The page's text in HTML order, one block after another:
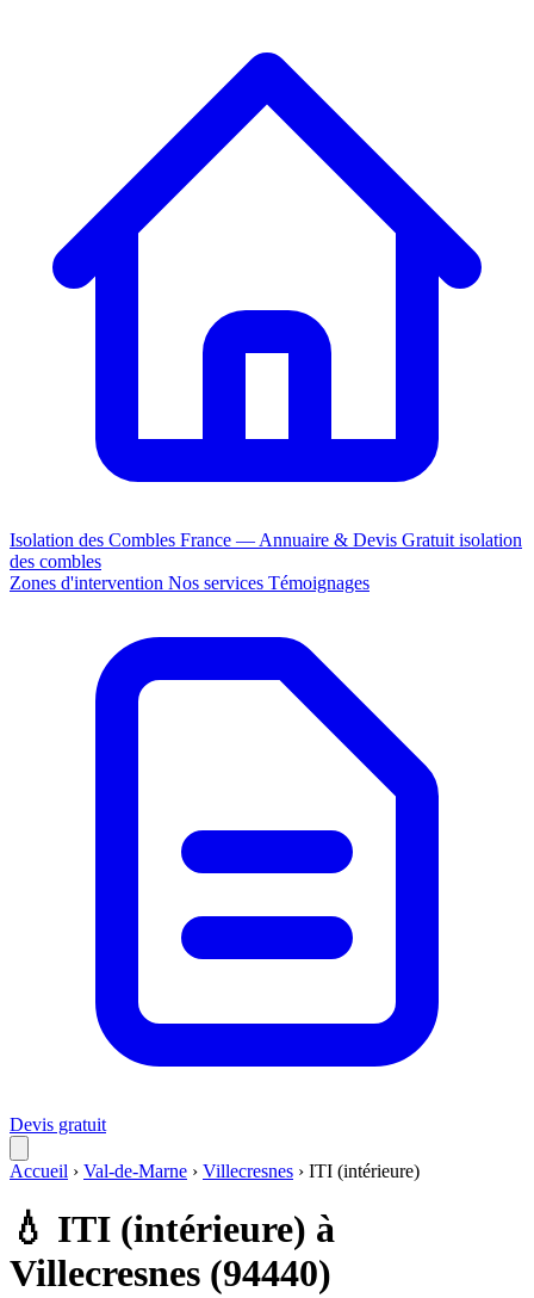
Isolation des Combles France — Annuaire & Devis Gratuit isolation
des combles
Zones d'intervention Nos services Témoignages
Devis gratuit
Accueil › Val-de-Marne › Villecresnes › ITI (intérieure)
💧 ITI (intérieure) à
Villecresnes (94440)